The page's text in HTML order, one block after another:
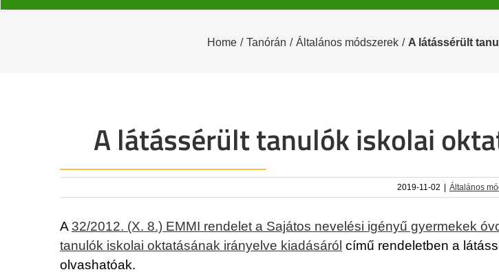
Home / Tanórán / Általános módszerek / A látássérült
A látássérült tanulók iskolai
2019-11-02 | Általános
A 32/2012. (X. 8.) EMMI rendelet a Sajátos nevelési igényű gyermekek
tanulók iskolai oktatásának irányelve kiadásáról című rendeletben a
olvashatóak.